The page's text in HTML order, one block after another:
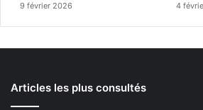
9 février 2026 4
Articles les plus consultés